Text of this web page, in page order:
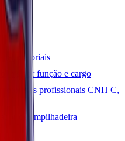
laboratoriais
por função e cargo
profissionais CNH C,
de empilhadeira